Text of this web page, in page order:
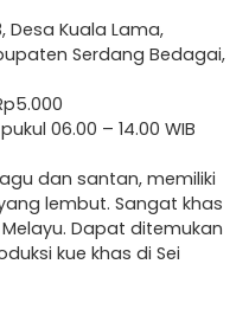
Desa Kuala Lama,
Serdang Bedagai,
06.00 – 14.00 WIB
dan santan, memiliki
lembut. Sangat khas
Dapat ditemukan
kue khas di Sei